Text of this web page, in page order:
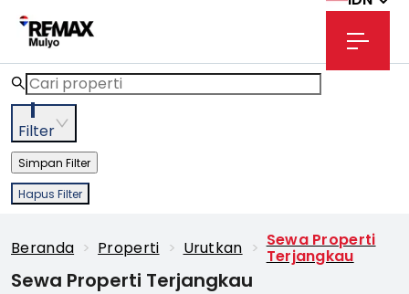
Filter
Simpan Filter
Hapus Filter
Beranda > Properti > Urutkan > Sewa Properti
Terjangkau
Sewa Properti Terjangkau